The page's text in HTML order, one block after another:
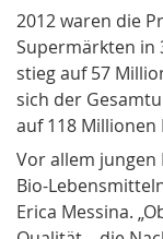
2012 waren die
Supermärkten in
stieg auf 57
sich der
auf 118 Millionen
Vor allem jungen
Bio-
Erica Messina.